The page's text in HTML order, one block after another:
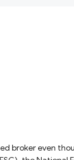
broker even